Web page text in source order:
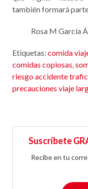
también formará
Rosa M García
Etiquetas: comida
comidas copiosas,
riesgo accidente
precauciones viaje
Suscríbete
Recibe en tu